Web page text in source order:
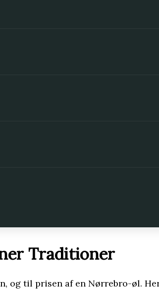
Traditioner
og til prisen af en Nørrebro-øl.